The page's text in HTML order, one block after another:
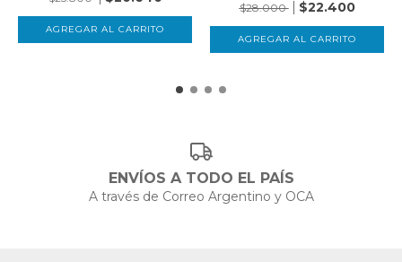
$28.000
$22.400
ENVÍOS A TODO EL PAÍS
A través de Correo Argentino y OCA